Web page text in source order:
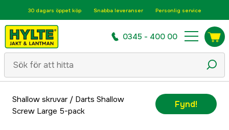
30 dagars öppet köp Snabba leveranser Personlig service
0345 - 400 00
Shallow skruvar/ Darts Shallow
Screw Large 5-pack
Fynd!